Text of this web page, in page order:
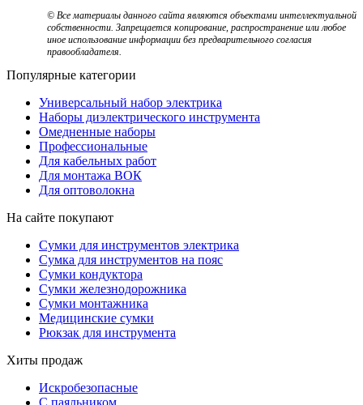
© Все материалы данного сайта являются объектами интеллектуальной
собственности. Запрещается копирование, распространение или любое
иное использование информации без предварительного согласия
правообладателя.
Популярные категории
Универсальный набор электрика
Наборы диэлектрического инструмента
Омедненные наборы
Профессиональные
Для кабельных работ
Для монтажа ВОК
Для оптоволокна
На сайте покупают
Сумки для инструментов электрика
Сумка для инструментов на пояс
Сумки кондуктора
Сумки железнодорожника
Сумки монтажника
Медицинские сумки
Рюкзак для инструмента
Хиты продаж
Искробезопасные
С паяльником